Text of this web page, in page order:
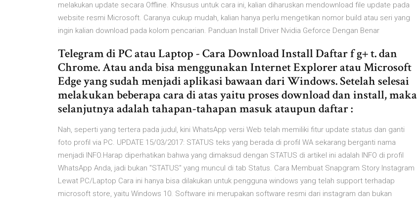
melakukan update secara Offline. Khsusus untuk cara ini, kalian diharuskan mendownload file update pada
website resmi Microsoft. Caranya cukup mudah, kalian hanya perlu mengetikan nomor build atau seri yang
ingin kalian download pada kolom pencarian. Panduan Install Driver Nvidia Geforce Dengan Benar
Telegram di PC atau Laptop - Cara Download Install Daftar f g+ t. dan
Chrome. Atau anda bisa menggunakan Internet Explorer atau Microsoft
Edge yang sudah menjadi aplikasi bawaan dari Windows. Setelah selesai
melakukan beberapa cara di atas yaitu proses download dan install, maka
selanjutnya adalah tahapan-tahapan masuk ataupun daftar :
Nah, seperti yang tertera pada judul, kini WhatsApp versi Web telah memiliki fitur update status dan ganti
foto profil via PC. UPDATE 15/03/2017: STATUS teks yang berada di profil WA sekarang berganti nama
menjadi INFO.Harap diperhatikan bahwa yang dimaksud dengan STATUS di artikel ini adalah INFO di profil
WhatsApp Anda, jadi bukan "STATUS" yang muncul di tab Status. Cara Membuat Snapgram Story Instagram
Lewat PC/Laptop Cara ini hanya bisa dilakukan untuk pengguna windows yang telah support terhadap
microsoft store, yaitu Windows 10. Software ini merupakan software resmi dari instagram dan bukan